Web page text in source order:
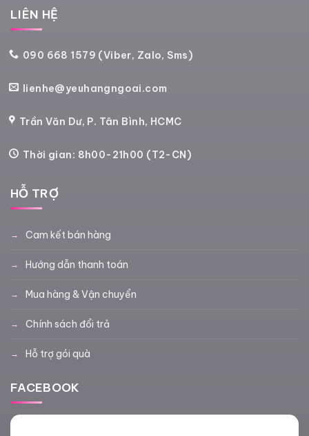
LIÊN HỆ
090 668 1579 (Viber, Zalo, Sms)
lienhe@yeuhangngoai.com
Trần Văn Dư, P. Tân Bình, HCMC
Thời gian: 8h00-21h00 (T2-CN)
HỖ TRỢ
Cam kết bán hàng
Hướng dẫn thanh toán
Mua hàng & Vận chuyển
Chính sách đổi trả
Hỗ trợ gói quà
FACEBOOK